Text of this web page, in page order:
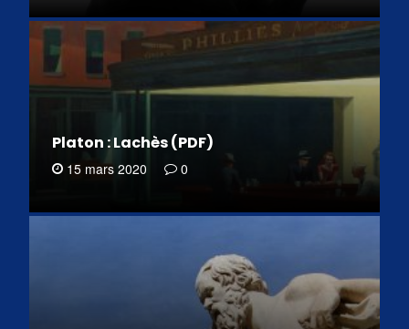
Platon : Lachès (PDF)
15 mars 2020 0